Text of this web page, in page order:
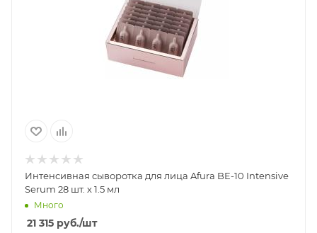
Интенсивная сыворотка для лица Afura BE-10 Intensive
Serum 28 шт. х 1.5 мл
Много
21 315 руб./шт